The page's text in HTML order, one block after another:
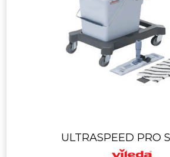
ULTRASPEED PRO